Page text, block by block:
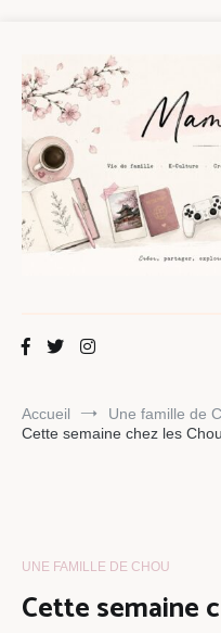
contenu
Maman Chou
Accueil
Une famille de
Cette semaine chez les
UNE FAMILLE DE CHOU
Cette semaine